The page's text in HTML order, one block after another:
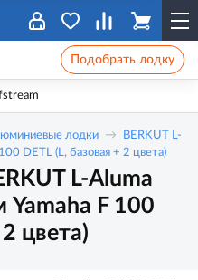
Подобрать лодку
лодки
BERKUT L-
DETL (L, базовая + 2 цвета)
L-Aluma
F 100
цвета)